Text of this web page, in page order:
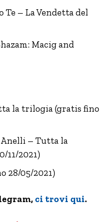
Te – La Vendetta del
Macig and
la trilogia (gratis fino
– Tutta la
11/2021)
28/05/2021)
ci trovi qui.